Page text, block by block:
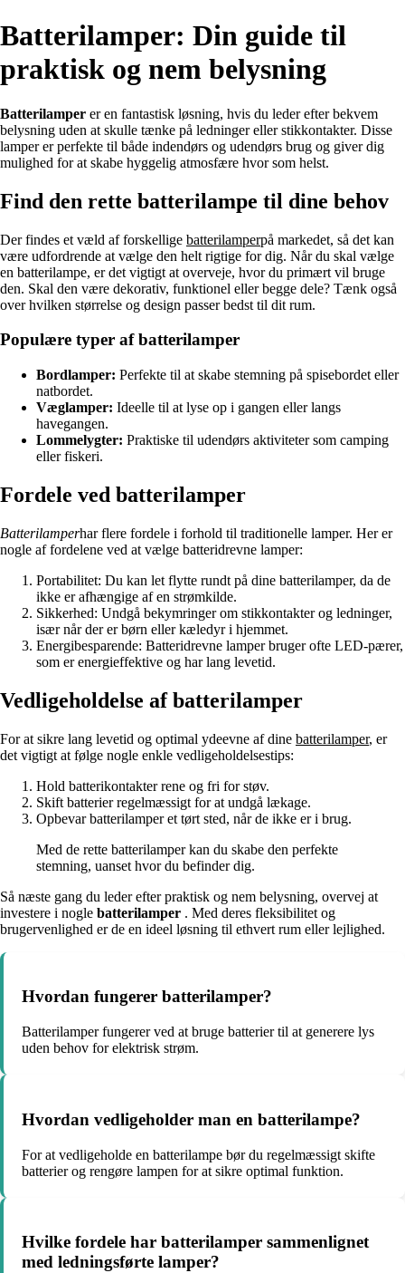
Batterilamper: Din guide til
praktisk og nem belysning
Batterilamper er en fantastisk løsning, hvis du leder efter bekvem
belysning uden at skulle tænke på ledninger eller stikkontakter. Disse
lamper er perfekte til både indendørs og udendørs brug og giver dig
mulighed for at skabe hyggelig atmosfære hvor som helst.
Find den rette batterilampe til dine behov
Der findes et væld af forskellige batterilamperpå markedet, så det kan
være udfordrende at vælge den helt rigtige for dig. Når du skal vælge
en batterilampe, er det vigtigt at overveje, hvor du primært vil bruge
den. Skal den være dekorativ, funktionel eller begge dele? Tænk også
over hvilken størrelse og design passer bedst til dit rum.
Populære typer af batterilamper
Bordlamper: Perfekte til at skabe stemning på spisebordet eller
natbordet.
Væglamper: Ideelle til at lyse op i gangen eller langs
havegangen.
Lommelygter: Praktiske til udendørs aktiviteter som camping
eller fiskeri.
Fordele ved batterilamper
Batterilamperhar flere fordele i forhold til traditionelle lamper. Her er
nogle af fordelene ved at vælge batteridrevne lamper:
Portabilitet: Du kan let flytte rundt på dine batterilamper, da de
ikke er afhængige af en strømkilde.
Sikkerhed: Undgå bekymringer om stikkontakter og ledninger,
især når der er børn eller kæledyr i hjemmet.
Energibesparende: Batteridrevne lamper bruger ofte LED-pærer,
som er energieffektive og har lang levetid.
Vedligeholdelse af batterilamper
For at sikre lang levetid og optimal ydeevne af dine batterilamper, er
det vigtigt at følge nogle enkle vedligeholdelsestips:
Hold batterikontakter rene og fri for støv.
Skift batterier regelmæssigt for at undgå lækage.
Opbevar batterilamper et tørt sted, når de ikke er i brug.
Med de rette batterilamper kan du skabe den perfekte
stemning, uanset hvor du befinder dig.
Så næste gang du leder efter praktisk og nem belysning, overvej at
investere i nogle batterilamper . Med deres fleksibilitet og
brugervenlighed er de en ideel løsning til ethvert rum eller lejlighed.
Hvordan fungerer batterilamper?
Batterilamper fungerer ved at bruge batterier til at generere lys
uden behov for elektrisk strøm.
Hvordan vedligeholder man en batterilampe?
For at vedligeholde en batterilampe bør du regelmæssigt skifte
batterier og rengøre lampen for at sikre optimal funktion.
Hvilke fordele har batterilamper sammenlignet
med ledningsførte lamper?